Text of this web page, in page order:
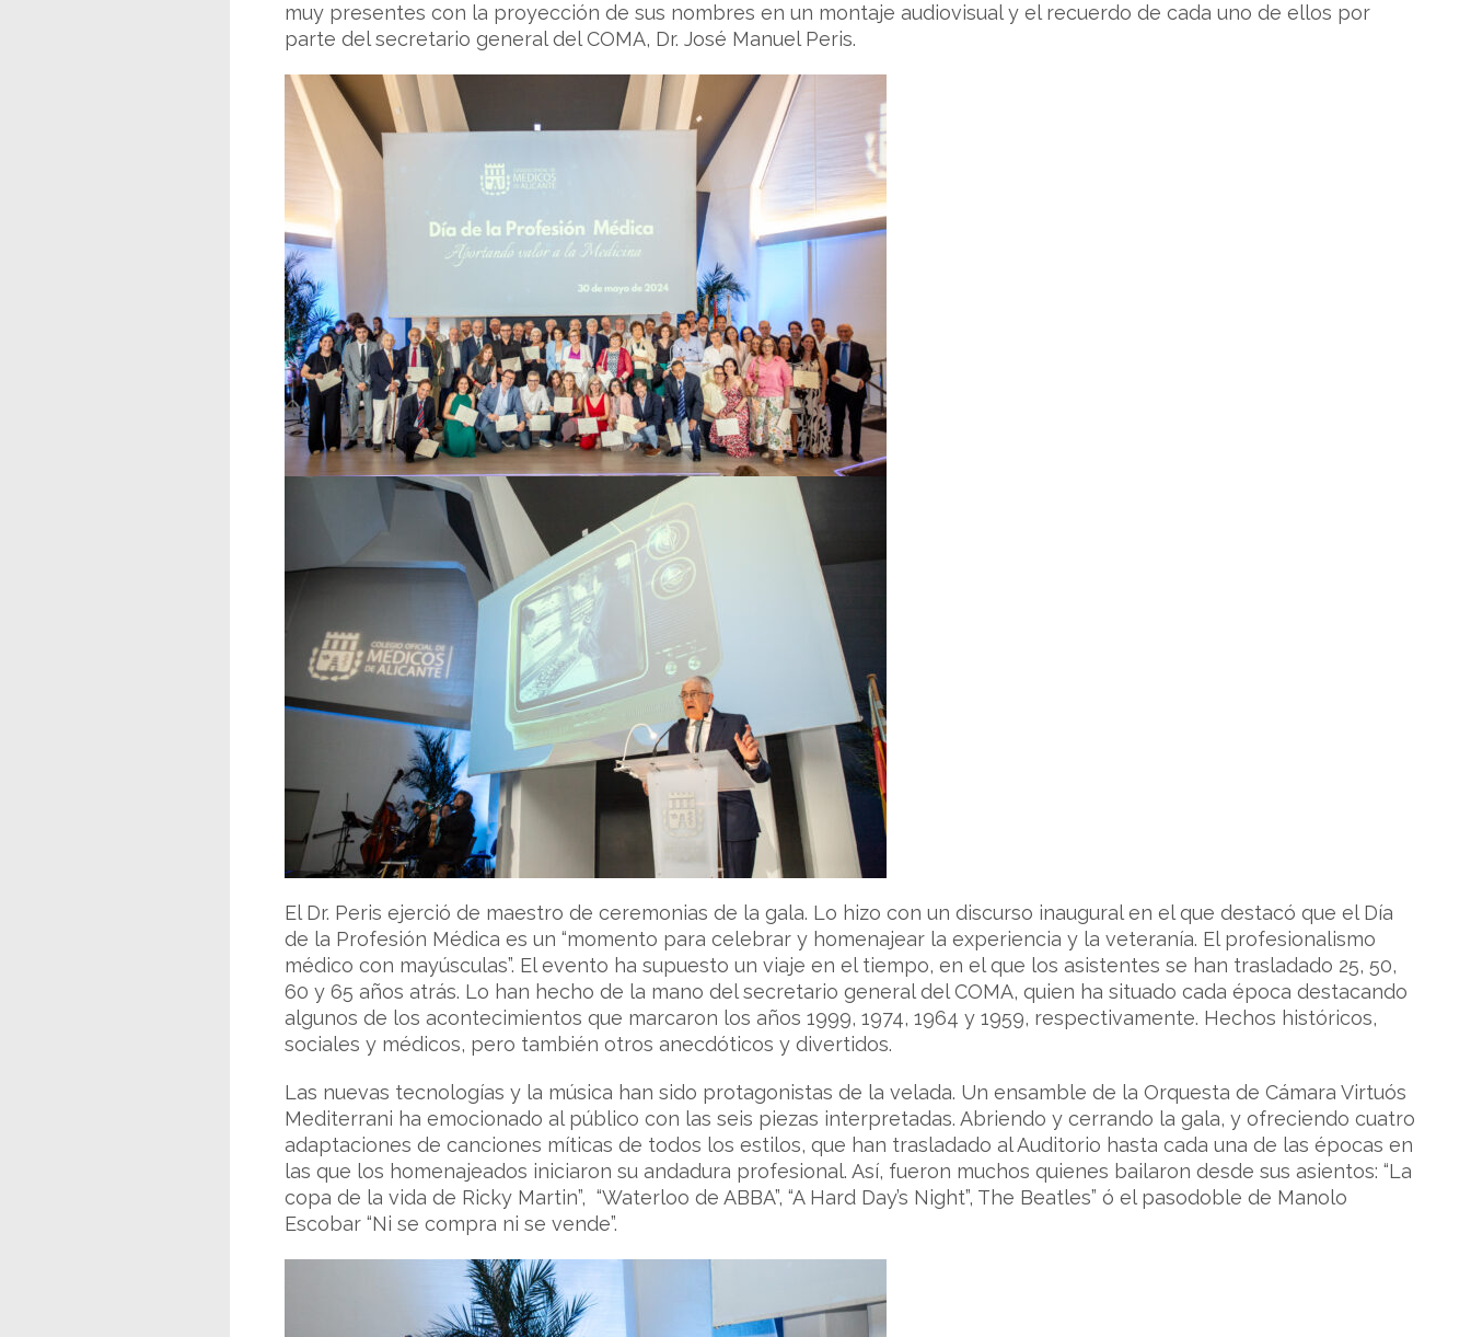
muy presentes con la proyección de sus nombres en un montaje audiovisual y el recuerdo de cada uno de ellos por
parte del secretario general del COMA, Dr. José Manuel Peris.
El Dr. Peris ejerció de maestro de ceremonias de la gala. Lo hizo con un discurso inaugural en el que destacó que el Día
de la Profesión Médica es un “momento para celebrar y homenajear la experiencia y la veteranía. El profesionalismo
médico con mayúsculas”. El evento ha supuesto un viaje en el tiempo, en el que los asistentes se han trasladado 25, 50,
60 y 65 años atrás. Lo han hecho de la mano del secretario general del COMA, quien ha situado cada época destacando
algunos de los acontecimientos que marcaron los años 1999, 1974, 1964 y 1959, respectivamente. Hechos históricos,
sociales y médicos, pero también otros anecdóticos y divertidos.
Las nuevas tecnologías y la música han sido protagonistas de la velada. Un ensamble de la Orquesta de Cámara Virtuós
Mediterrani ha emocionado al público con las seis piezas interpretadas. Abriendo y cerrando la gala, y ofreciendo cuatro
adaptaciones de canciones míticas de todos los estilos, que han trasladado al Auditorio hasta cada una de las épocas en
las que los homenajeados iniciaron su andadura profesional. Así, fueron muchos quienes bailaron desde sus asientos: “La
copa de la vida de Ricky Martin”, “Waterloo de ABBA”, “A Hard Day’s Night”, The Beatles” ó el pasodoble de Manolo
Escobar “Ni se compra ni se vende”.